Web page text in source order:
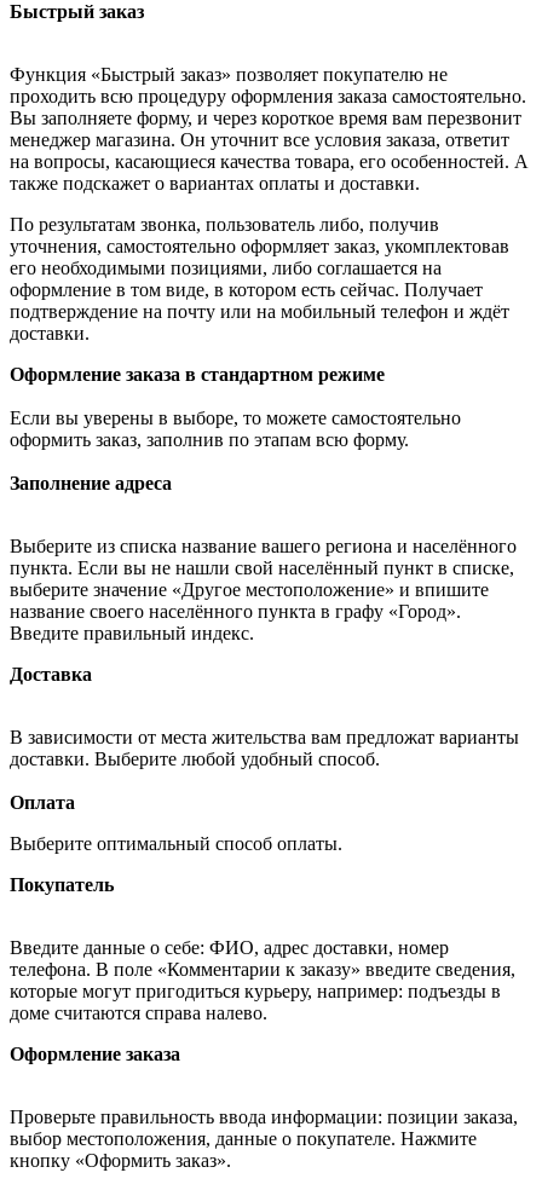
Быстрый заказ
Функция «Быстрый заказ» позволяет покупателю не
проходить всю процедуру оформления заказа самостоятельно.
Вы заполняете форму, и через короткое время вам перезвонит
менеджер магазина. Он уточнит все условия заказа, ответит
на вопросы, касающиеся качества товара, его особенностей. А
также подскажет о вариантах оплаты и доставки.
По результатам звонка, пользователь либо, получив
уточнения, самостоятельно оформляет заказ, укомплектовав
его необходимыми позициями, либо соглашается на
оформление в том виде, в котором есть сейчас. Получает
подтверждение на почту или на мобильный телефон и ждёт
доставки.
Оформление заказа в стандартном режиме
Если вы уверены в выборе, то можете самостоятельно
оформить заказ, заполнив по этапам всю форму.
Заполнение адреса
Выберите из списка название вашего региона и населённого
пункта. Если вы не нашли свой населённый пункт в списке,
выберите значение «Другое местоположение» и впишите
название своего населённого пункта в графу «Город».
Введите правильный индекс.
Доставка
В зависимости от места жительства вам предложат варианты
доставки. Выберите любой удобный способ.
Оплата
Выберите оптимальный способ оплаты.
Покупатель
Введите данные о себе: ФИО, адрес доставки, номер
телефона. В поле «Комментарии к заказу» введите сведения,
которые могут пригодиться курьеру, например: подъезды в
доме считаются справа налево.
Оформление заказа
Проверьте правильность ввода информации: позиции заказа,
выбор местоположения, данные о покупателе. Нажмите
кнопку «Оформить заказ».